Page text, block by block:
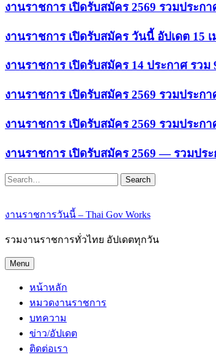
งานราชการ เปิดรับสมัคร 2569 รวมประ
งานราชการ เปิดรับสมัคร วันนี้ อัปเดต 15
งานราชการ เปิดรับสมัคร 14 ประกาศ รวม
งานราชการ เปิดรับสมัคร 2569 รวมประก
งานราชการ เปิดรับสมัคร 2569 รวมประก
งานราชการ เปิดรับสมัคร 2569 — รวมปร
Search
งานราชการวันนี้ – Thai Gov Works
รวมงานราชการทั่วไทย อัปเดตทุกวัน
Menu
หน้าหลัก
หมวดงานราชการ
บทความ
ข่าว/อัปเดต
ติดต่อเรา